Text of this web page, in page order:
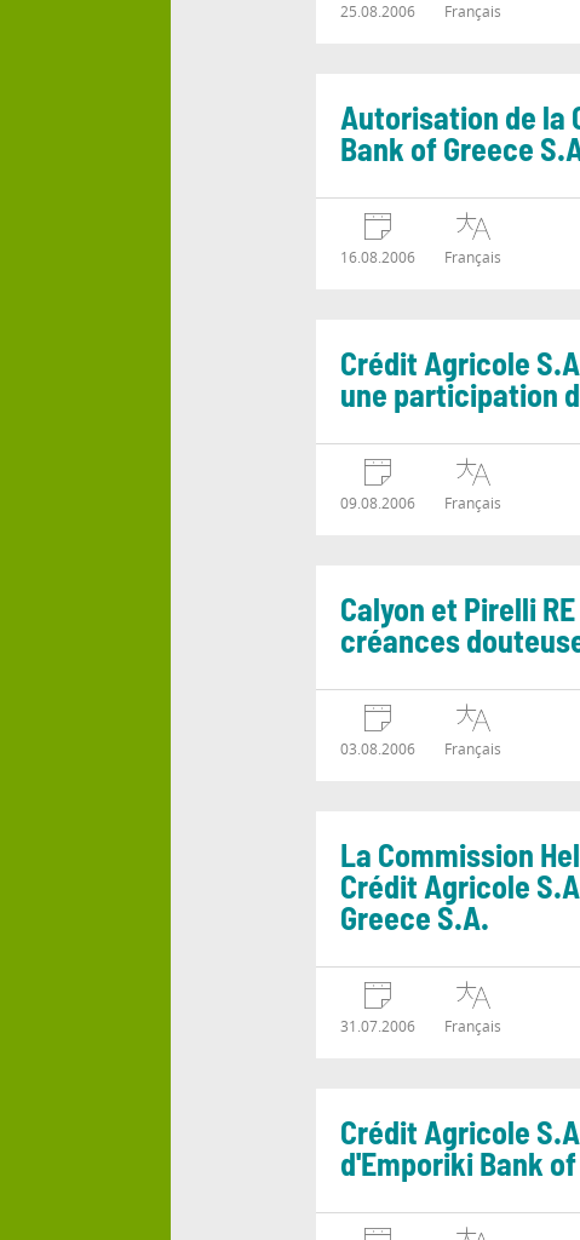
25.08.2006 Français
Autorisation de la
Bank of Greece
16.08.2006 Français
Crédit Agricole
une participation
09.08.2006 Français
Calyon et Pirelli
créances
03.08.2006 Français
La Commission
Crédit Agricole
Greece S.A.
31.07.2006 Français
Crédit Agricole
d'Emporiki Bank of